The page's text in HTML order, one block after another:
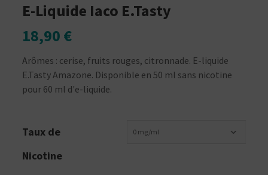
E-Liquide Iaco E.Tasty
18,90 €
Arômes : cerise, fruits rouges, citronnade. E-liquide
E.Tasty Amazone. Disponible en 50 ml sans nicotine
pour 60 ml d'e-liquide.
Taux de
Nicotine
0 mg/ml